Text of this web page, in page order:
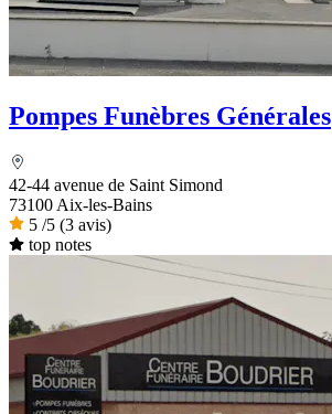
Pompes Funèbres Générales
42-44 avenue de Saint Simond
73100 Aix-les-Bains
5 /5 (3 avis)
top notes